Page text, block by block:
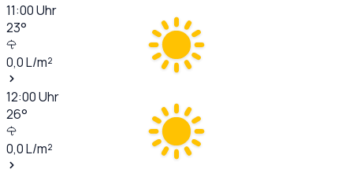
11:00Uhr
23°
0,0L/m²
12:00Uhr
26°
0,0L/m²